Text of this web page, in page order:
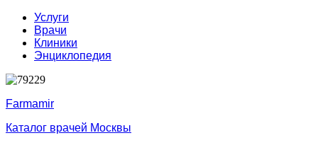
Услуги
Врачи
Клиники
Энциклопедия
Farmamir
Каталог врачей Москвы